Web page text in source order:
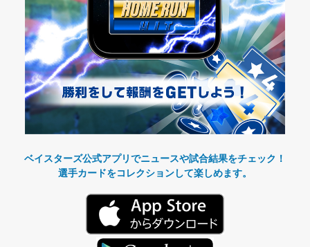
ベイスターズ公式アプリでニュースや試合結果をチェック！
選手カードをコレクションして楽しめます。